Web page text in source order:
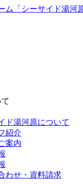
ド湯河原について
紹介
案内
わせ・資料請求